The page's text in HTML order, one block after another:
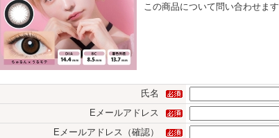
この商品について問い合わせます
氏名
Eメールアドレス
Eメールアドレス（確認）